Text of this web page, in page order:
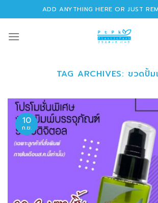
to
content
ADD ANYTHING HERE OR JUST
TAG ARCHIVES: ขวดปั้ม
10
ก.ย.